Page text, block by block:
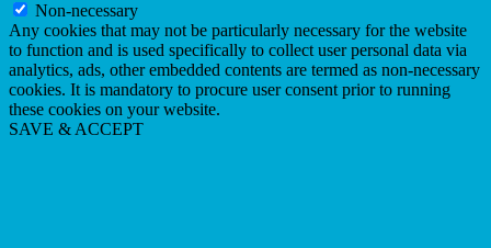
Non-necessary
Any cookies that may not be particularly necessary for the website
to function and is used specifically to collect user personal data via
analytics, ads, other embedded contents are termed as non-necessary
cookies. It is mandatory to procure user consent prior to running
these cookies on your website.
SAVE & ACCEPT